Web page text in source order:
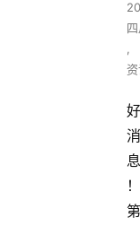
,
好
消
息
！
第